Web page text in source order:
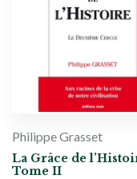
Philippe Grasset
La Grâce de
Tome II